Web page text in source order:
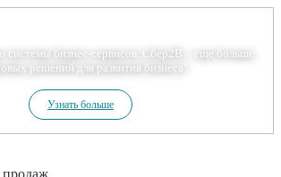
системы бизнес-сервисов. Сбер2В – еще больше
решений для развития бизнеса!
Узнать больше